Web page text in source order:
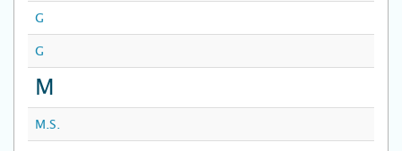
G
G
M
M.S.